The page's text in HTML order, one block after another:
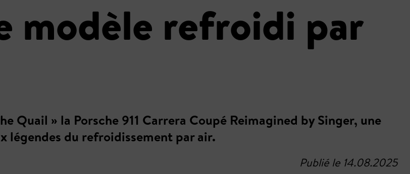
modèle refroidi par
Quail » la Porsche 911 Carrera Coupé Reimagined by Singer, une
légendes du refroidissement par air.
Publié le 14.08.2025